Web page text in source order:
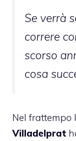
Se verrà
correre
scorso
cosa
Nel frattempo
Villadelprat